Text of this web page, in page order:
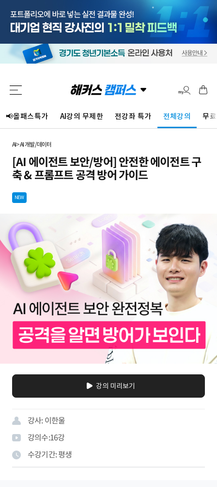
📢올패스특가 AI강의 무제한 전강좌 특가 전체강의 무
AI>AI 개발/데이터
[AI 에이전트 보안/방어] 안전한 에이전트 구
축 & 프롬프트 공격 방어 가이드
NEW
강의 미리보기
강사: 이한울
강의수:16강
수강기간:평생